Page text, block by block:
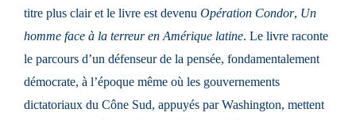
titre plus clair et le livre est devenu Opération Condor, Un
homme face à la terreur en Amérique latine. Le livre raconte
le parcours d’un défenseur de la pensée, fondamentalement
démocrate, à l’époque même où les gouvernements
dictatoriaux du Cône Sud, appuyés par Washington, mettent